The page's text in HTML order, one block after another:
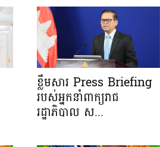
ខ្លឹមសារ Press Briefing
របស់អ្នកនាំពាក្យរាជ
រដ្ឋាភិបាល ស...